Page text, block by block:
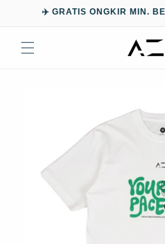
Skip to✈️ GRATIS ONGKIR MIN.